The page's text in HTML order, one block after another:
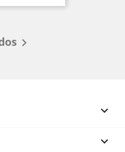


